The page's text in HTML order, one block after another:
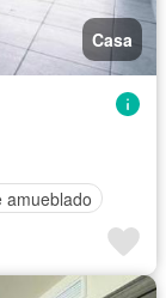
Casa
amueblado